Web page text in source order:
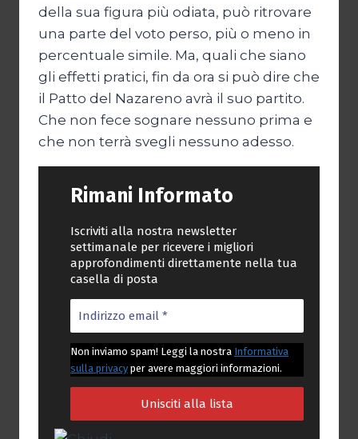
della sua figura più odiata, può ritrovare
una parte del voto perso, più o meno in
percentuale simile. Ma, quali che siano
gli effetti pratici, fin da ora si può dire che
il Patto del Nazareno avrà il suo partito.
Che non fece sognare nessuno prima e
che non terrà svegli nessuno adesso.
Rimani Informato
Iscriviti alla nostra newsletter
settimanale per ricevere i migliori
approfondimenti direttamente nella tua
casella di posta
Non inviamo spam! Leggi la nostra Informativa
sulla privacy per avere maggiori informazioni.